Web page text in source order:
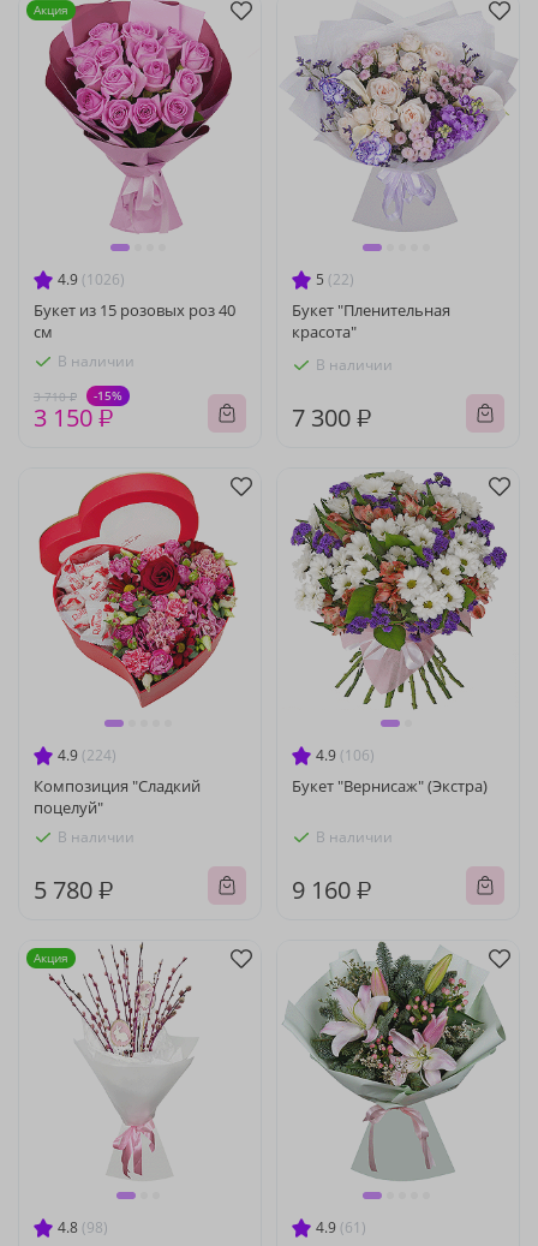
4.9 (1026)
Букет из 15 розовых роз 40
см
В наличии
3 710 ₽ -15%
3 150 ₽
Акция
5 (22)
Букет "Пленительная
красота"
В наличии
7 300 ₽
4.9 (224)
Композиция "Сладкий
поцелуй"
В наличии
5 780 ₽
4.9 (106)
Букет "Вернисаж" (Экстра)
В наличии
9 160 ₽
4.8 (98)
Акция
4.9 (61)